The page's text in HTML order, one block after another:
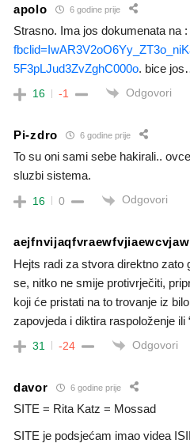
apolo 6 godine prije
Strasno. Ima jos dokumenata na :
5F3pLJud3ZvZghC000o. bice
16 -1 Odgovori
Pi-zdro 6 godine prije
To su oni sami sebe hakirali..
sluzbi sistema.
16 0 Odgovori
Hejts radi za stvora direktno zato
se, nitko ne smije protivrječiti,
koji će pristati na to trovanje iz
zapovjeda i diktira raspoloženje ili
31 -24 Odgovori
davor 6 godine prije
SITE = Rita Katz = Mossad
SITE je podsjećam imao videa